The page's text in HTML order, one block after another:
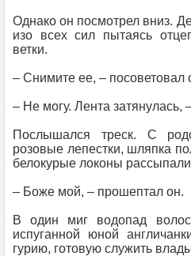
Однако он посмотрел вниз.
изо всех сил пытаясь
ветки.
– Снимите ее, – посоветовал
– Не могу. Лента затянулась,
Послышался треск. С
розовые лепестки, шляпка
белокурые локоны
– Боже мой, – прошептал он.
В один миг водопад
испуганной юной
гурию, готовую служить